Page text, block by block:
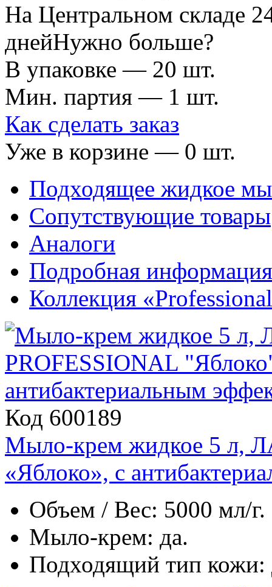
На Центральном складе
днейНужно больше?
В упаковке — 20 шт.
Мин. партия — 1 шт.
Как сделать заказ
Уже в корзине — 0 шт.
Подходящее жидкое
Сопутствующие товары
Аналоги
Подробная информация
Коллекция
Код 600189
Мыло-крем жидкое 5 л,
«Яблоко», с
Объем / Вес: 5000 мл/г.
Мыло-крем: да.
Подходящий тип кожи: